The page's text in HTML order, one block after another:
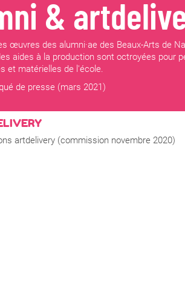
&
œuvres des alumni·ae des Beaux-Arts de
aides à la production sont octroyées pour
et matérielles de l'école.
de presse (mars 2021)
artdelivery (commission novembre 2020)